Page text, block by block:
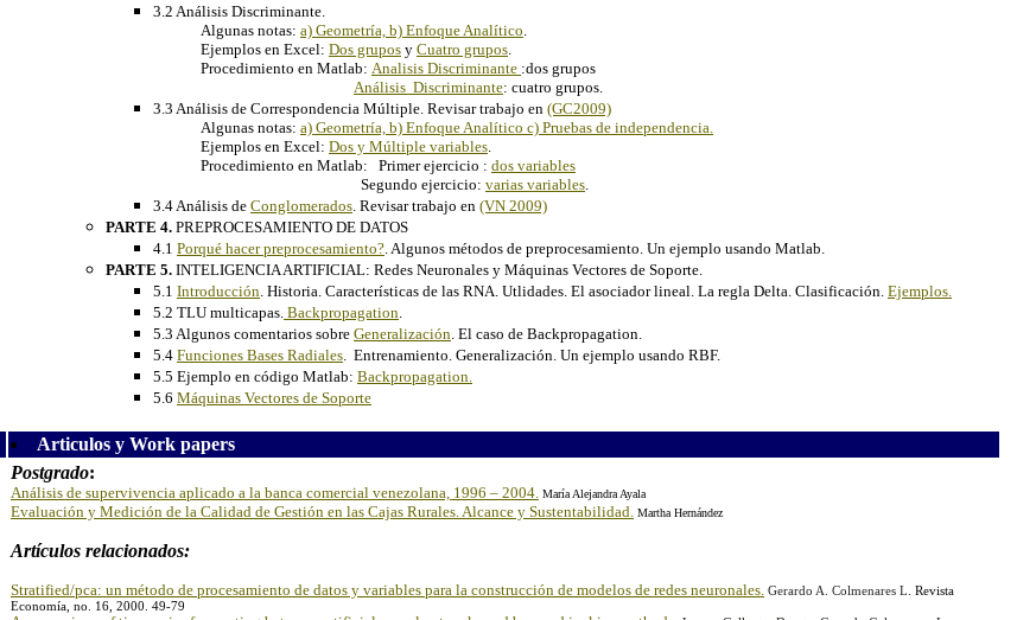
3.2 Análisis Discriminante.
Algunas notas: a) Geometría, b) Enfoque Analítico.
Ejemplos en Excel: Dos grupos y Cuatro grupos.
Procedimiento en Matlab: Analisis Discriminante :dos grupos
Análisis Discriminante: cuatro grupos.
3.3 Análisis de Correspondencia Múltiple. Revisar trabajo en (GC2009)
Algunas notas: a) Geometría, b) Enfoque Analítico c) Pruebas de independencia.
Ejemplos en Excel: Dos y Múltiple variables.
Procedimiento en Matlab: Primer ejercicio : dos variables
Segundo ejercicio: varias variables.
3.4 Análisis de Conglomerados. Revisar trabajo en (VN 2009)
PARTE 4. PREPROCESAMIENTO DE DATOS
4.1 Porqué hacer preprocesamiento?. Algunos métodos de preprocesamiento. Un ejemplo usando Matlab.
PARTE 5. INTELIGENCIA ARTIFICIAL: Redes Neuronales y Máquinas Vectores de Soporte.
5.1 Introducción. Historia. Características de las RNA. Utlidades. El asociador lineal. La regla Delta. Clasificación. Ejemplos.
5.2 TLU multicapas. Backpropagation.
5.3 Algunos comentarios sobre Generalización. El caso de Backpropagation.
5.4 Funciones Bases Radiales. Entrenamiento. Generalización. Un ejemplo usando RBF.
5.5 Ejemplo en código Matlab: Backpropagation.
5.6 Máquinas Vectores de Soporte
Articulos y Work papers
Postgrado:
Análisis de supervivencia aplicado a la banca comercial venezolana, 1996 – 2004. María Alejandra Ayala
Evaluación y Medición de la Calidad de Gestión en las Cajas Rurales. Alcance y Sustentabilidad. Martha Hernández
Artículos relacionados:
Stratified/pca: un método de procesamiento de datos y variables para la construcción de modelos de redes neuronales. Gerardo A. Colmenares L. Revista
Economía, no. 16, 2000. 49-79